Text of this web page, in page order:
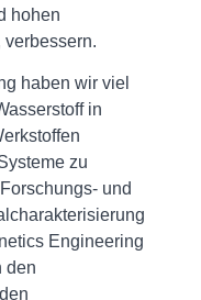
hohen
verbessern.
haben wir viel
in
zu
und
Engineering
den